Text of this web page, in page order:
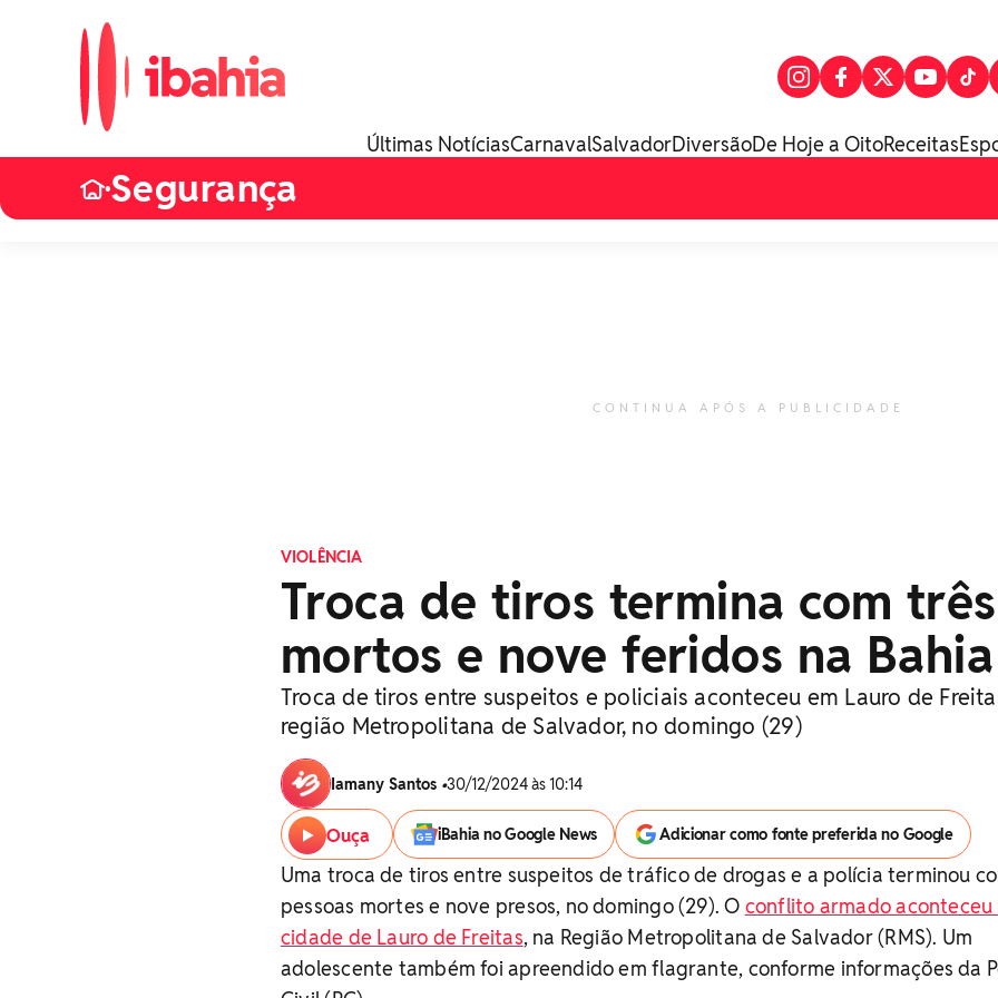
Últimas NotíciasCarnavalSalvadorDiversãoDe Hoje a OitoReceitas
•Segurança
CONTINUA APÓS A PUBLICIDADE
VIOLÊNCIA
Troca de tiros termina com três
mortos e nove feridos na Bahia
Troca de tiros entre suspeitos e policiais aconteceu em Lauro de
região Metropolitana de Salvador, no domingo (29)
Iamany Santos •30/12/2024 às 10:14
Ouça iBahia no Google News Adicionar como fonte preferida no Google
Uma troca de tiros entre suspeitos de tráfico de drogas e a polícia terminou
pessoas mortes e nove presos, no domingo (29). O conflito armado aconteceu
cidade de Lauro de Freitas, na Região Metropolitana de Salvador (RMS). Um
adolescente também foi apreendido em flagrante, conforme informações da